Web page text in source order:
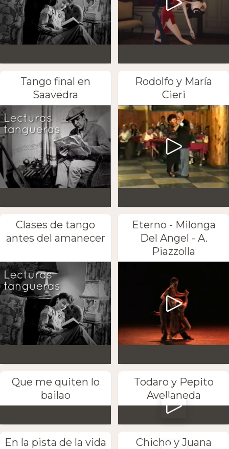
Tango final en
Saavedra
Rodolfo y María
Cieri
Clases de tango
antes del amanecer
Eterno - Milonga
Del Angel - A.
Piazzolla
Que me quiten lo
bailao
Todaro y Pepito
Avellaneda
En la pista de la vida Chicho y Juana